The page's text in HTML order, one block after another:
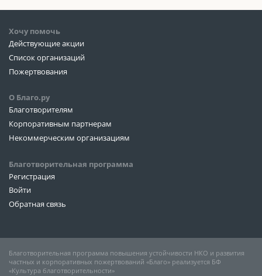
Хочу помочь
Действующие акции
Список организаций
Пожертвования
О Благо.ру
Благотворителям
Корпоративным партнерам
Некоммерческим организациям
Благотворительная программа
Регистрация
Войти
Обратная связь
Благотворительная программа повышения устойчивости НКО и развития
частных и корпоративных пожертвований «Благо» реализуется БФ
«Культура благотворительности»